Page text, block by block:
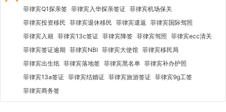
菲律宾Q1探亲签 菲律宾入华探亲签证 菲律宾机场保关
菲律宾投资移民 菲律宾退休移民 菲律宾遣返 菲律宾国际驾照
菲律宾入籍 菲律宾13c签证 菲律宾降签 菲律宾驾照 菲律宾ecc清关
菲律宾签证逾期 菲律宾NBI 菲律宾大使馆 菲律宾移民局
菲律宾出生纸 菲律宾落地签 菲律宾黑名单 菲律宾补办护照
菲律宾13a签证 菲律宾结婚证 菲律宾旅游签证 菲律宾9g工签
菲律宾商务签